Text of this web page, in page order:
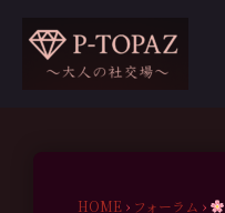
HOME › フォーラム ›